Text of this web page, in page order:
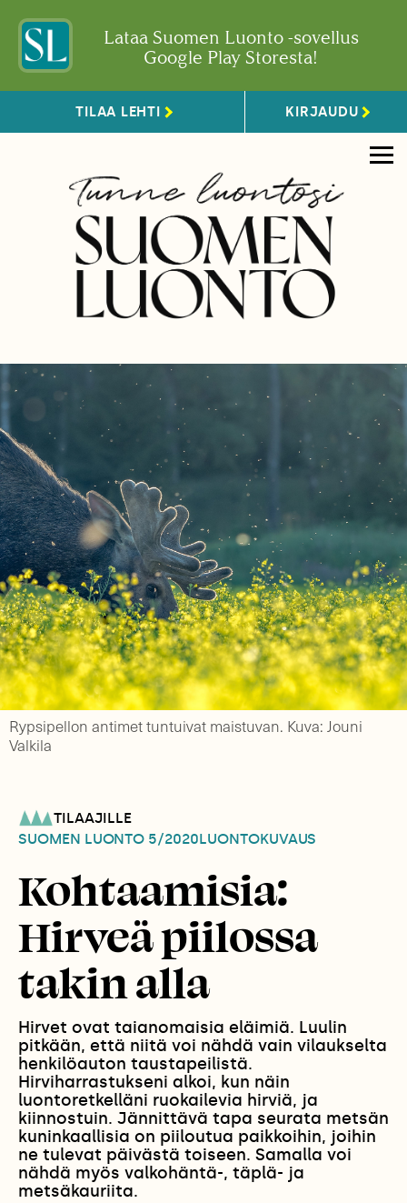
Lataa Suomen Luonto -sovellus
Google Play Storesta!
TILAA LEHTI KIRJAUDU
Rypsipellon antimet tuntuivat maistuvan. Kuva: Jouni
Valkila
TILAAJILLE
SUOMEN LUONTO 5/2020LUONTOKUVAUS
Kohtaamisia:
Hirveä piilossa
takin alla
Hirvet ovat taianomaisia eläimiä. Luulin
pitkään, että niitä voi nähdä vain vilaukselta
henkilöauton taustapeilistä.
Hirviharrastukseni alkoi, kun näin
luontoretkelläni ruokailevia hirviä, ja
kiinnostuin. Jännittävä tapa seurata metsän
kuninkaallisia on piiloutua paikkoihin, joihin
ne tulevat päivästä toiseen. Samalla voi
nähdä myös valkohäntä-, täplä- ja
metsäkauriita.